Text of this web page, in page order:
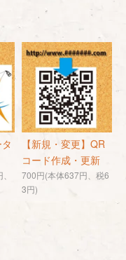
【新規・変更】QR
コード作成・更新
700円(本体637円、税6
3円)